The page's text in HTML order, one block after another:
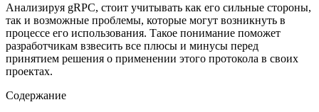
Анализируя gRPC, стоит учитывать как его сильные стороны,
так и возможные проблемы, которые могут возникнуть в
процессе его использования. Такое понимание поможет
разработчикам взвесить все плюсы и минусы перед
принятием решения о применении этого протокола в своих
проектах.
Содержание